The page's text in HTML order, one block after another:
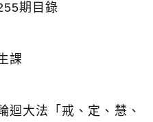
期目錄
課
迴大法「戒、定、慧、